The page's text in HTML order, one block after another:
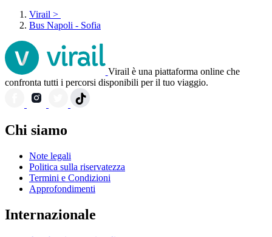
Virail >
Bus Napoli - Sofia
Virail è una piattaforma online che
confronta tutti i percorsi disponibili per il tuo viaggio.
Chi siamo
Note legali
Politica sulla riservatezza
Termini e Condizioni
Approfondimenti
Internazionale